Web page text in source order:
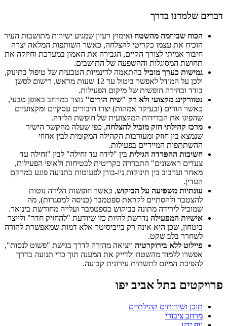
דברים שלמדנו בדרך
הכוח שביוזמה מהשטח ואימוץ רעיון שמגיע ישירות מתושבות העיר
הוכיח את עצמו כקריטי להצלחה, כאשר השותפות המלאה יצרה
חיבור אמיתי לצורך הקיים, הגבירה את האמון במערכת וחיזקה את
תחושת המסוגלות וההשפעה של התושבים.
גמישות כערך מוביל בהתאמה לדינמיות הטבעית של טיפול בתינוק,
ולכן על המודל לאפשר ביטול עד 12 שעות מראש, רישום לסשן
בודד ובחירה חופשית של מיקום הפעילות.
נטוורקינג מקצועי ולא רק "שיח הורים" נוצר במרחב באופן טבעי,
כאשר הורים (ובעיקר אמהות) יצרו חיבורים עסקיים ומקצועיים
שהפיגו את הבדידות המקצועית של חופשת הלידה.
מרכז קהילתי חזק מוביל להצלחה, כפי שעלה מהקשר הישיר
שנמצא בין חוזק ומעורבות הקהילה המקומית לבין אחוזי
ההשתתפות המיידיים בפעילות.
חשיבות ההפרדה הגילית בין "לידה עד זחילה" לבין "זחילה עד
צעדים ראשונים" התבררה כקריטית לבטיחות ולאופי הפעילות,
מאחר וערבוב בין תינוקות ניו-בורן לפעוטות בתנועה פוגע במרקם
העדין.
עונתיות משפיעה על הביקוש, כאשר חופשות הלידה נוטות
להצטבר ולהסתיים לקראת ספטמבר (כניסה למסגרות), מה
שמוביל לירידה מתונה בביקוש בספטמבר ועלייה מחודשת בינואר.
אישיות המפעילה נדרשת להיות כזו שיודעת "להחזיק חדר" ולייצר
ביטחון, שכן היא אינה רק בייביסיטר אלא דמות שמאפשרת להורה
לשחרר בלב שקט.
פיילוט ללא בירוקרטיה ויציאה מהירה לדרך בגישת "פשוט לנסות",
אפשרו ללמוד מהשטח ולדייק את המענה תוך כדי תנועה בדרך
להפיכת המיזם לתשתית עירונית קבועה.
פרויקטים בתל אביב יפו
תוכן ושירותים קהילתיים
מרחב ציבורי